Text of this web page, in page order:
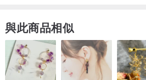
來自俄羅斯的Anna，擅長布工藝和烹飪，致
望大家能看到每個國家的多樣性。
▋附註
與此商品相似